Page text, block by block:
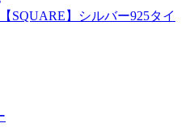
SQUARE】シルバー925タイ